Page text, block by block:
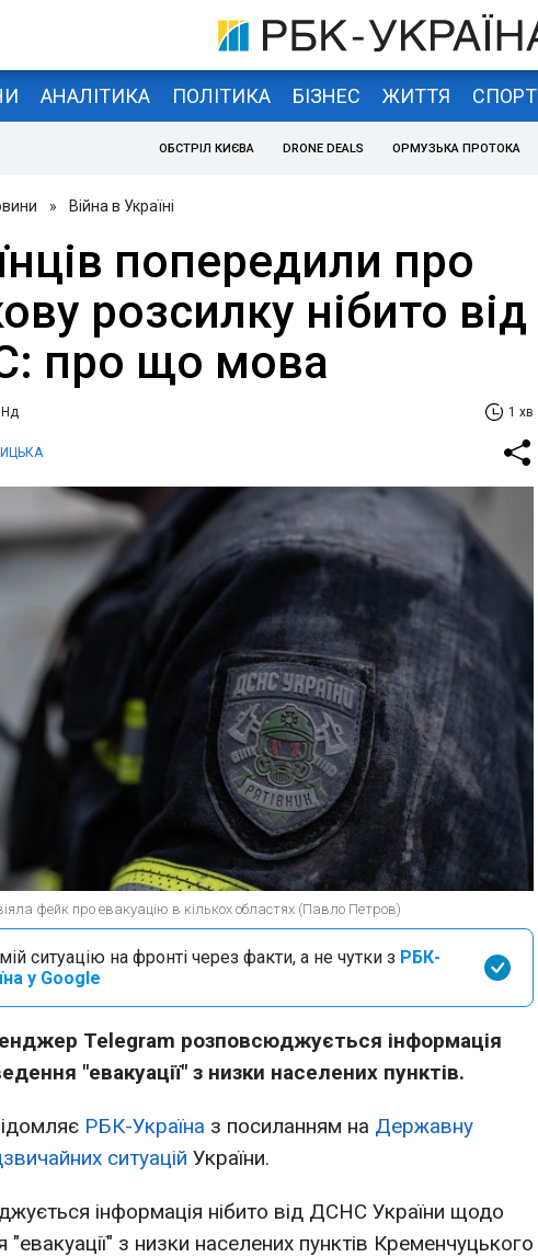
АНАЛІТИКА ПОЛІТИКА БІЗНЕС ЖИТТЯ СПОРТ
ОБСТРІЛ КИЄВА DRONE DEALS ОРМУЗЬКА ПРОТОКА
» Війна в Україні
попередили про
розсилку нібито від
про що мова
Нд 1 хв
фейк про евакуацію в кількох областях (Павло Петров)
ситуацію на фронті через факти, а не чутки з РБК-
у Google
Telegram розповсюджується інформація
"евакуації" з низки населених пунктів.
РБК-Україна з посиланням на Державну
ситуацій України.
інформація нібито від ДСНС України щодо
"евакуації" з низки населених пунктів Кременчуцького